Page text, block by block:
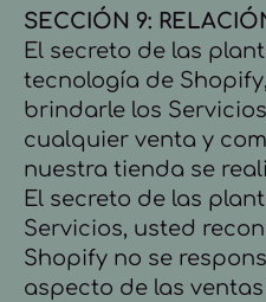
SECCIÓN 9:
El secreto de las
tecnología de
brindarle los
cualquier venta y
nuestra tienda se
El secreto de las
Servicios, usted
Shopify no se
aspecto de las